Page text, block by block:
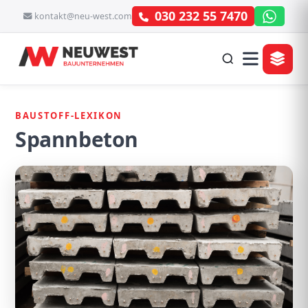
kontakt@neu-west.com 030 232 55 7470
BAUSTOFF-LEXIKON
Spannbeton